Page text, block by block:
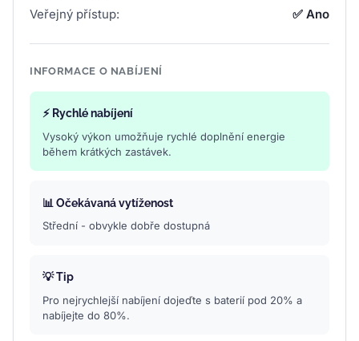
Veřejný přístup:
✅ Ano
INFORMACE O NABÍJENÍ
⚡ Rychlé nabíjení
Vysoký výkon umožňuje rychlé doplnění energie
během krátkých zastávek.
📊 Očekávaná vytíženost
Střední - obvykle dobře dostupná
💡 Tip
Pro nejrychlejší nabíjení dojeďte s baterií pod 20% a
nabíjejte do 80%.